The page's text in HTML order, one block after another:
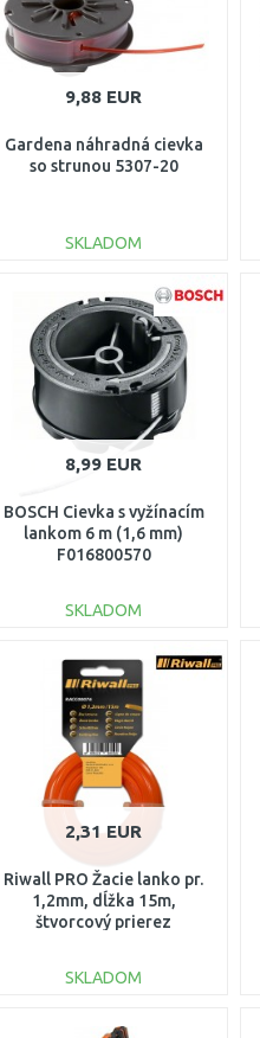
9,88 EUR
Gardena náhradná cievka
so strunou 5307-20
SKLADOM
DO KOŠÍKA
Porovnať
8,99 EUR
BOSCH Cievka s vyžínacím
lankom 6 m (1,6 mm)
F016800570
SKLADOM
DO KOŠÍKA
Porovnať
2,31 EUR
Riwall PRO Žacie lanko pr.
1,2mm, dĺžka 15m,
štvorcový prierez
SKLADOM
DO KOŠÍKA